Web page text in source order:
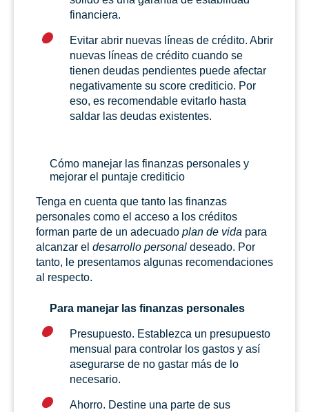
financiera.
Evitar abrir nuevas líneas de crédito. Abrir
nuevas líneas de crédito cuando se
tienen deudas pendientes puede afectar
negativamente su score crediticio. Por
eso, es recomendable evitarlo hasta
saldar las deudas existentes.
Cómo manejar las finanzas personales y
mejorar el puntaje crediticio
Tenga en cuenta que tanto las finanzas
personales como el acceso a los créditos
forman parte de un adecuado plan de vida para
alcanzar el desarrollo personal deseado. Por
tanto, le presentamos algunas recomendaciones
al respecto.
Para manejar las finanzas personales
Presupuesto. Establezca un presupuesto
mensual para controlar los gastos y así
asegurarse de no gastar más de lo
necesario.
Ahorro. Destine una parte de sus